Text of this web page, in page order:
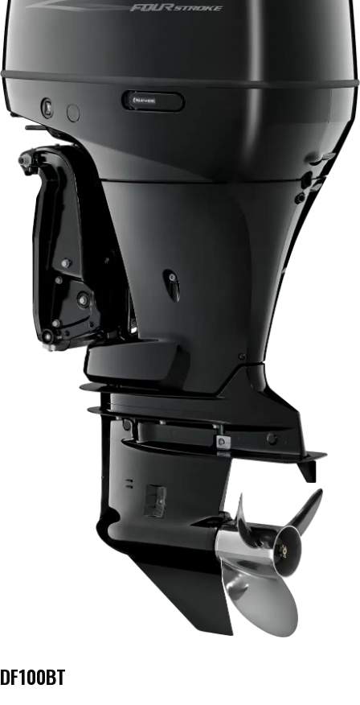
Honda ATV
Hisun ATV / UTV
TGB ATV
BÅT OG BÅTMOTOR
Båter
Suzuki Båtmotor
TILHENGERE
Båthenger
Maskinhenger
Honda Power Equipment
Toro Snøfres
DF100BT